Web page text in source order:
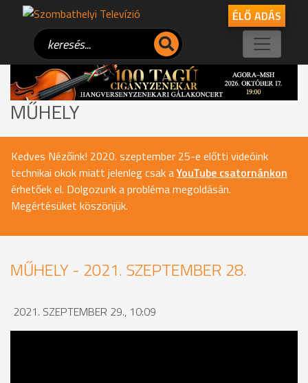
ÉLŐ ADÁS
MŰHELY
Kedves Nézőink! 2020. szeptember 25-e előtti videóink
technikai okok miatt jelenleg csak aYouTube csatornánkon
érhetőek el. Dolgozunk a probléma megoldásán.
Megértésüket köszönjük.
MŰHELY - 2021. SZEPTEMBER 28.
2021. SZEPTEMBER 29., 10:09